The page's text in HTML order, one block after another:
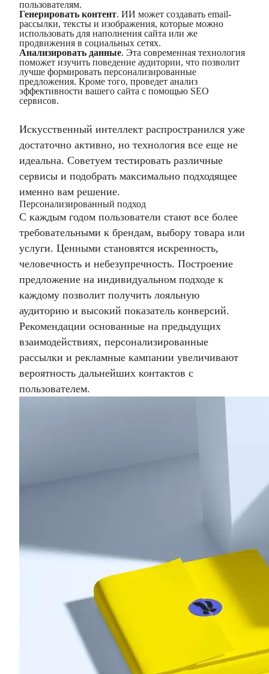
пользователям.
Генерировать контент. ИИ может создавать email-
рассылки, тексты и изображения, которые можно
использовать для наполнения сайта или же
продвижения в социальных сетях.
Анализировать данные. Эта современная технология
поможет изучить поведение аудитории, что позволит
лучше формировать персонализированные
предложения. Кроме того, проведет анализ
эффективности вашего сайта с помощью SEO
сервисов.
Искусственный интеллект распространился уже
достаточно активно, но технология все еще не
идеальна. Советуем тестировать различные
сервисы и подобрать максимально подходящее
именно вам решение.
Персонализированный подход
С каждым годом пользователи стают все более
требовательными к брендам, выбору товара или
услуги. Ценными становятся искренность,
человечность и небезупречность. Построение
предложение на индивидуальном подходе к
каждому позволит получить лояльную
аудиторию и высокий показатель конверсий.
Рекомендации основанные на предыдущих
взаимодействиях, персонализированные
рассылки и рекламные кампании увеличивают
вероятность дальнейших контактов с
пользователем.